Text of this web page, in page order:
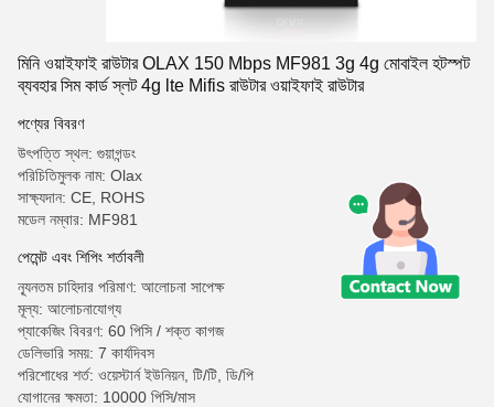
মিনি ওয়াইফাই রাউটার OLAX 150 Mbps MF981 3g 4g মোবাইল হটস্পট
ব্যবহার সিম কার্ড স্লট 4g lte Mifis রাউটার ওয়াইফাই রাউটার
পণ্যের বিবরণ
উৎপত্তি স্থল: গুয়াগন্ডং
পরিচিতিমুলক নাম: Olax
সাক্ষ্যদান: CE, ROHS
মডেল নম্বার: MF981
পেমেন্ট এবং শিপিং শর্তাবলী
ন্যূনতম চাহিদার পরিমাণ: আলোচনা সাপেক্ষ
মূল্য: আলোচনাযোগ্য
প্যাকেজিং বিবরণ: 60 পিসি / শক্ত কাগজ
ডেলিভারি সময়: 7 কার্যদিবস
পরিশোধের শর্ত: ওয়েস্টার্ন ইউনিয়ন, টি/টি, ডি/পি
যোগানের ক্ষমতা: 10000 পিসি/মাস